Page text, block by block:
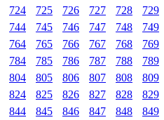
724 725 726 727 728
729
744 745 746 747 748
749
764 765 766 767 768
769
784 785 786 787 788
789
804 805 806 807 808
809
824 825 826 827 828
829
844 845 846 847 848 849